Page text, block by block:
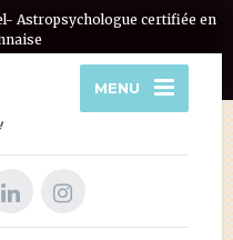
Astropsychologue certifiée en
MENU